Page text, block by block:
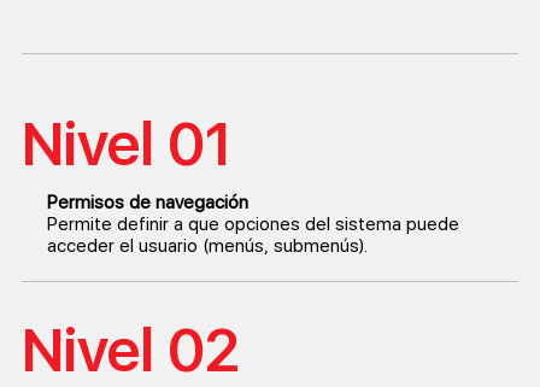
Nivel 01
Permisos de navegación
Permite definir a que opciones del sistema puede
acceder el usuario (menús, submenús).
Nivel 02